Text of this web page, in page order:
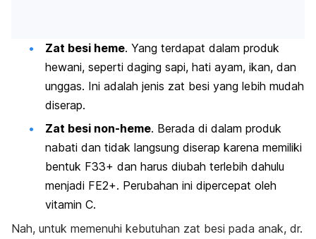
Zat besi heme. Yang terdapat dalam produk
hewani, seperti daging sapi, hati ayam, ikan, dan
unggas. Ini adalah jenis zat besi yang lebih mudah
diserap.
Zat besi non-heme. Berada di dalam produk
nabati dan tidak langsung diserap karena memiliki
bentuk F33+ dan harus diubah terlebih dahulu
menjadi FE2+. Perubahan ini dipercepat oleh
vitamin C.
Nah, untuk memenuhi kebutuhan zat besi pada anak, dr.